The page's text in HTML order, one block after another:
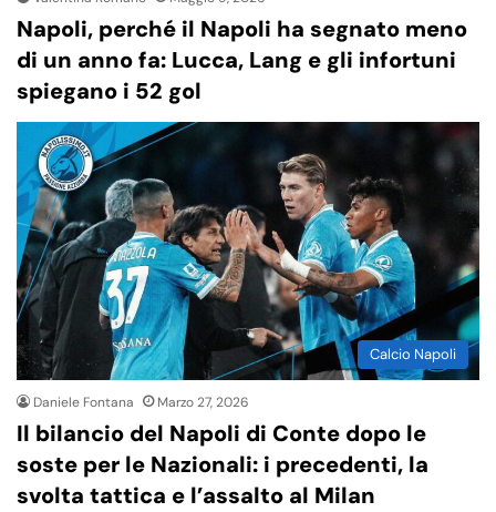
Napoli, perché il Napoli ha segnato meno
di un anno fa: Lucca, Lang e gli infortuni
spiegano i 52 gol
Calcio Napoli
Daniele Fontana Marzo 27, 2026
Il bilancio del Napoli di Conte dopo le
soste per le Nazionali: i precedenti, la
svolta tattica e l’assalto al Milan